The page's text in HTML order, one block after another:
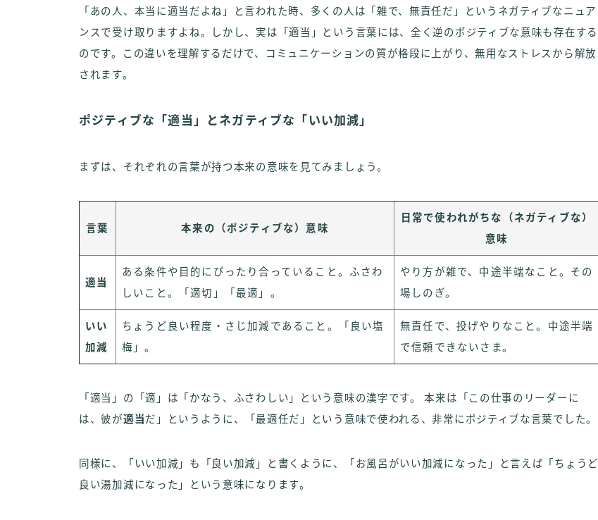
「あの人、本当に適当だよね」と言われた時、多くの人は「雑で、無責任だ」というネガティブなニュア
ンスで受け取りますよね。しかし、実は「適当」という言葉には、全く逆のポジティブな意味も存在する
のです。この違いを理解するだけで、コミュニケーションの質が格段に上がり、無用なストレスから解放
されます。
ポジティブな「適当」とネガティブな「いい加減」
まずは、それぞれの言葉が持つ本来の意味を見てみましょう。
言葉 本来の（ポジティブな）意味
日常で使われがちな（ネガティブな）
意味
適当
ある条件や目的にぴったり合っていること。ふさわ
しいこと。「適切」「最適」。
やり方が雑で、中途半端なこと。その
場しのぎ。
いい
加減
ちょうど良い程度・さじ加減であること。「良い塩
梅」。
無責任で、投げやりなこと。中途半端
で信頼できないさま。
「適当」の「適」は「かなう、ふさわしい」という意味の漢字です。 本来は「この仕事のリーダーに
は、彼が適当だ」というように、「最適任だ」という意味で使われる、非常にポジティブな言葉でした。
同様に、「いい加減」も「良い加減」と書くように、「お風呂がいい加減になった」と言えば「ちょうど
良い湯加減になった」という意味になります。